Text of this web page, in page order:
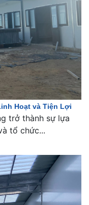
Hoạt và Tiện Lợi
trở thành sự lựa
tổ chức...